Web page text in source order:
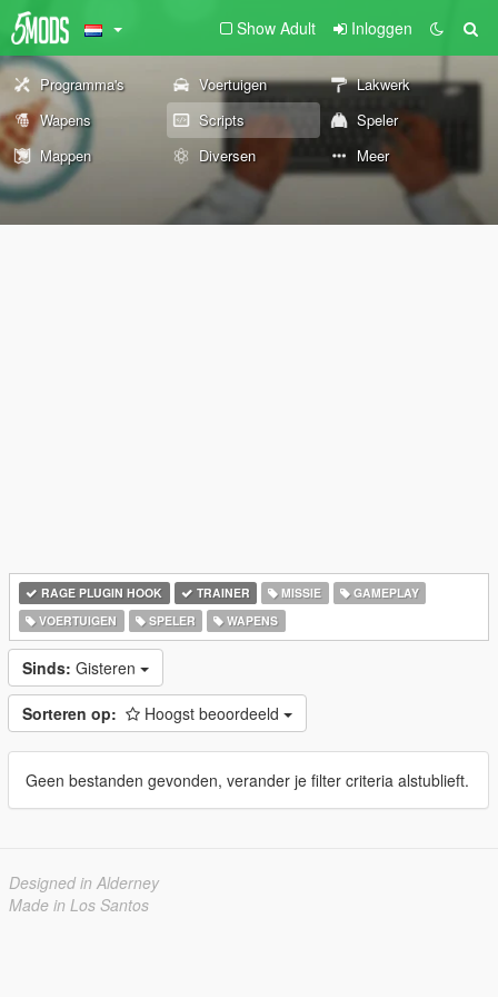
Show Adult Inloggen
Programma's Voertuigen
Lakwerk
Wapens
Scripts
Speler
Mappen
Diversen Meer
RAGE PLUGIN HOOK TRAINER MISSIE
GAMEPLAY
VOERTUIGEN
SPELER WAPENS
Sinds: Gisteren
Sorteren op: Hoogst beoordeeld
Geen bestanden gevonden, verander je filter criteria alstublieft.
Designed in Alderney
Made in Los Santos